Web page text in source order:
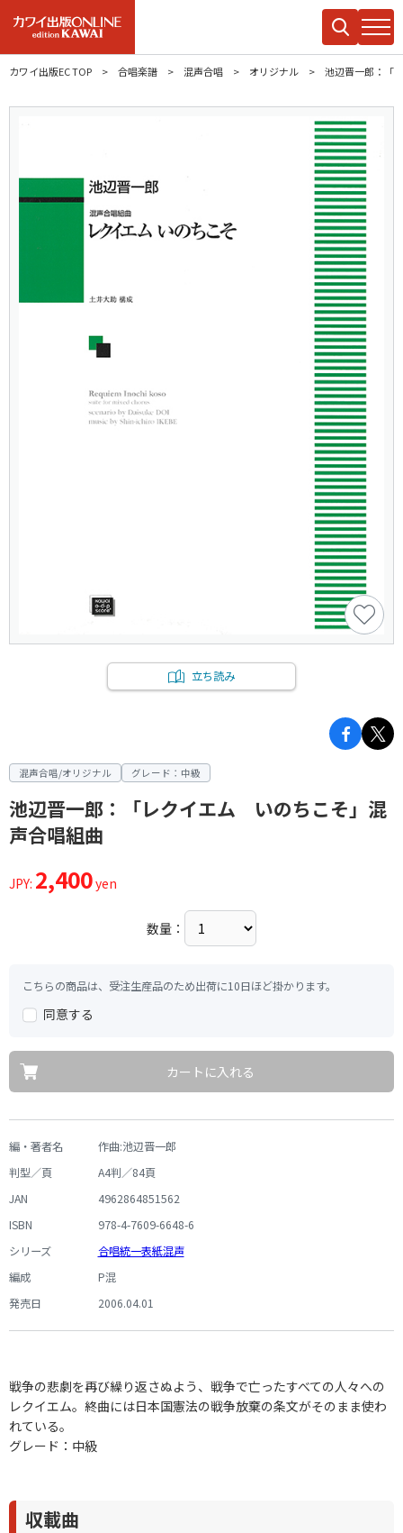
カワイ出版EC TOP 合唱楽譜 混声合唱 オリジナル 池辺晋一郎：「
立ち読み
混声合唱/オリジナル グレード：中級
池辺晋一郎：「レクイエム いのちこそ」混
声合唱組曲
JPY: 2,400yen
数量：
こちらの商品は、受注生産品のため出荷に10日ほど掛かります。
同意する
カートに入れる
編・著者名
作曲:池辺晋一郎
判型／頁
A4判／84頁
JAN
4962864851562
ISBN
978-4-7609-6648-6
シリーズ
合唱統一表紙混声
編成
P混
発売日
2006.04.01
戦争の悲劇を再び繰り返さぬよう、戦争で亡ったすべての人々への
レクイエム。終曲には日本国憲法の戦争放棄の条文がそのまま使わ
れている。
グレード：中級
収載曲